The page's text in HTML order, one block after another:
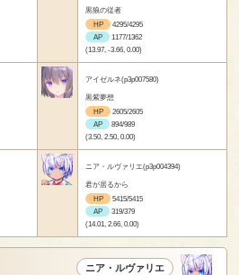
黒狼の従者
HP
4295/4295
AP
1177/1362
(13.97, -3.66, 0.00)
アイゼルネ(p3p007580)
黒紫夢想
HP
2605/2605
AP
894/989
(3.50, 2.50, 0.00)
ニア・ルヴァリエ(p3p004394)
君が居るから
HP
5415/5415
AP
319/379
(14.01, 2.66, 0.00)
ニア・ルヴァリエ